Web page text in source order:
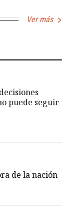
Ver más
puede seguir
de la nación